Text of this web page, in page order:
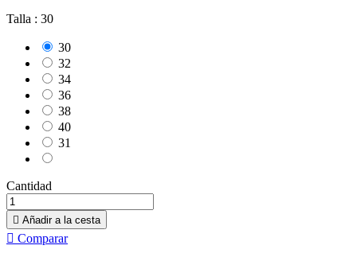
Talla : 30
30
32
34
36
38
40
31
Cantidad
 Añadir a la cesta
 Comparar